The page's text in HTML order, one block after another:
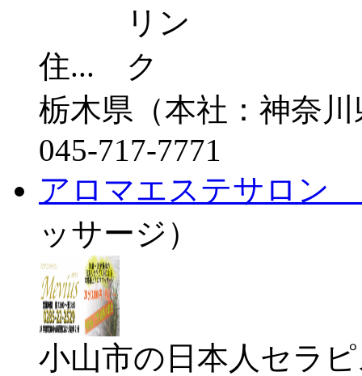
住...
栃木県（本社：神奈
045-717-7771
アロマエステサロン
ッサージ）
小山市の日本人セラ